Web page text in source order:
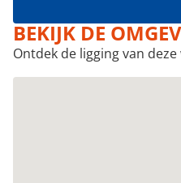
BEKIJK DE
Ontdek de ligging van